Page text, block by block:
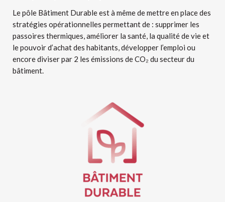
Le pôle Bâtiment Durable est à même de mettre en place des
stratégies opérationnelles permettant de : supprimer les
passoires thermiques, améliorer la santé, la qualité de vie et
le pouvoir d’achat des habitants, développer l’emploi ou
encore diviser par 2 les émissions de CO₂ du secteur du
bâtiment.